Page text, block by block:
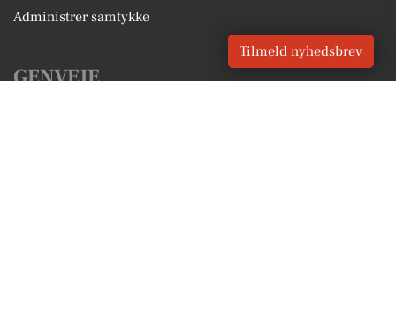
Administrer samtykke
GENVEJE
Tilmeld nyhedsbrev